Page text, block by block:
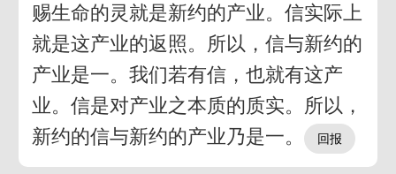
赐生命的灵就是新约的产业。信实际上
就是这产业的返照。所以，信与新约的
产业是一。我们若有信，也就有这产
业。信是对产业之本质的质实。所以，
新约的信与新约的产业乃是一。